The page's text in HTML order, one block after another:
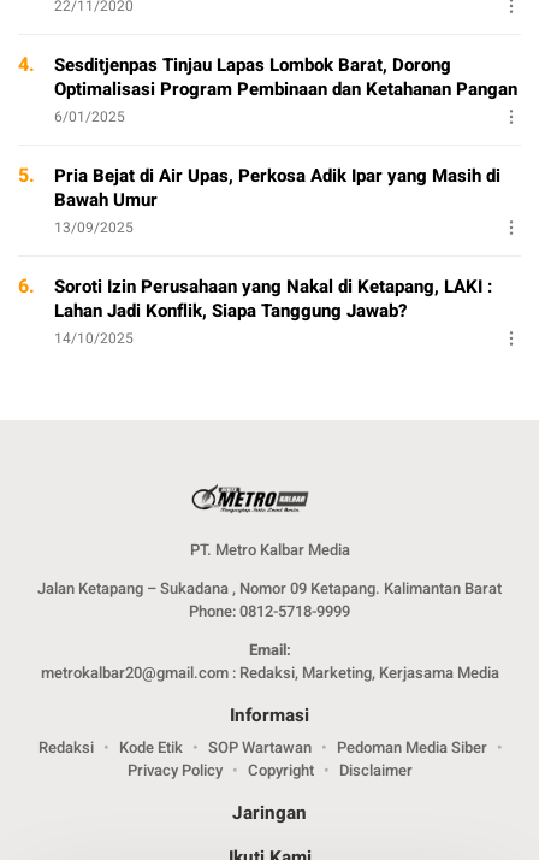
22/11/2020
4.
Sesditjenpas Tinjau Lapas Lombok Barat, Dorong
Optimalisasi Program Pembinaan dan Ketahanan Pangan
6/01/2025
5.
Pria Bejat di Air Upas, Perkosa Adik Ipar yang Masih di
Bawah Umur
13/09/2025
6.
Soroti Izin Perusahaan yang Nakal di Ketapang, LAKI :
Lahan Jadi Konflik, Siapa Tanggung Jawab?
14/10/2025
PT. Metro Kalbar Media
Jalan Ketapang – Sukadana , Nomor 09 Ketapang. Kalimantan Barat
Phone: 0812-5718-9999
Email:
metrokalbar20@gmail.com : Redaksi, Marketing, Kerjasama Media
Informasi
Redaksi Kode Etik SOP Wartawan
Pedoman Media Siber
Privacy Policy
Copyright Disclaimer
Jaringan